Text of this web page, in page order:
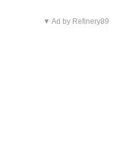
▼ Ad by Refinery89